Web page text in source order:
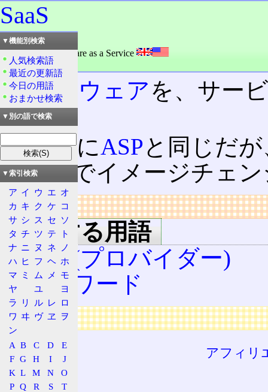
SaaS
読み：サーズ
外語：SaaS: Software as a Service
品詞：名詞
ソフトウェアを、サー
と。
基本的に ASPと同じだ
きたのでイメージチェ
リンク
関連する用語
ASP (プロバイダー)
バズワード
広告
アフィリ
▼機能別検索
人気検索語
最近の更新語
今日の用語
おまかせ検索
▼別の語で検索
▼索引検索
ア イ ウ エ オ
カ キ ク ケ コ
サ シ ス セ ソ
タ チ ツ テ
ト
ナ ニ ヌ ネ
ノ
ハ ヒ フ ヘ ホ
マ ミ ム メ
モ
ヤ
ユ
ヨ
ラ
リ ル レ ロ
ワ ヰ ヴ ヱ
ヲ
ン
A B C D
E
F G H I
J
K L M N
O
P Q R S
T